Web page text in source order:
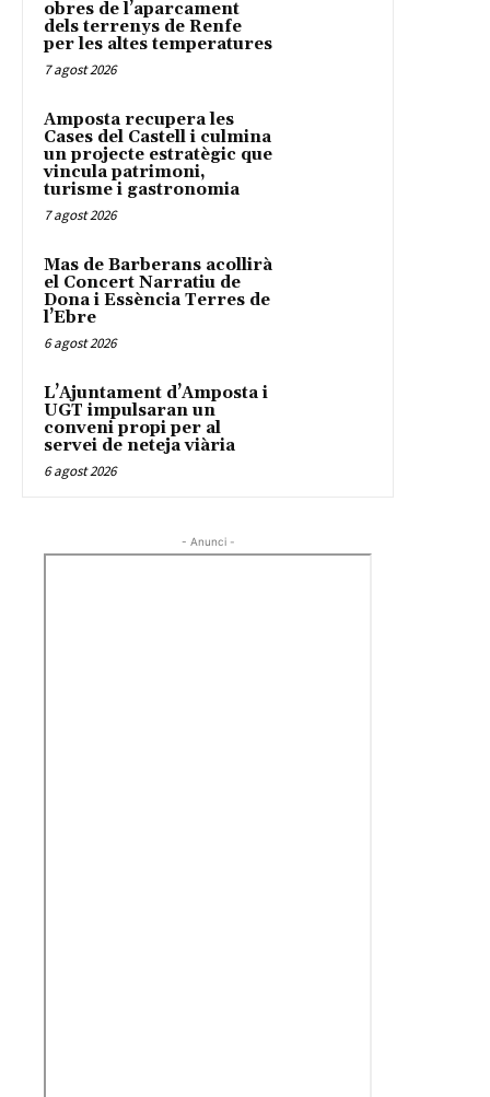
obres de l’aparcament
dels terrenys de Renfe
per les altes temperatures
7 agost 2026
Amposta recupera les
Cases del Castell i culmina
un projecte estratègic que
vincula patrimoni,
turisme i gastronomia
7 agost 2026
Mas de Barberans acollirà
el Concert Narratiu de
Dona i Essència Terres de
l’Ebre
6 agost 2026
L’Ajuntament d’Amposta i
UGT impulsaran un
conveni propi per al
servei de neteja viària
6 agost 2026
- Anunci -